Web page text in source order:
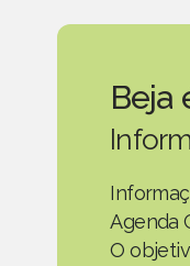
Beja
Agenda
O